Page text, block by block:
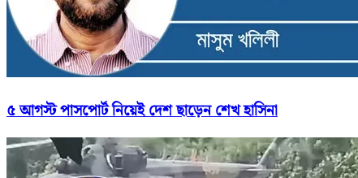
৫ আগস্ট পাসপোর্ট নিয়েই দেশ ছাড়েন শেখ হাসিনা